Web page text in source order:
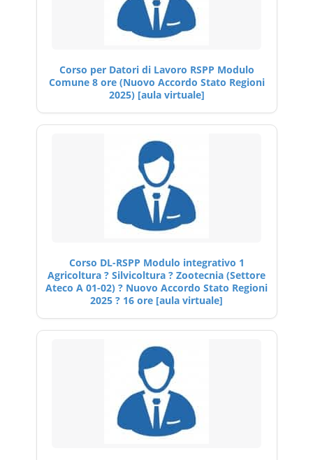
Corso per Datori di Lavoro RSPP Modulo
Comune 8 ore (Nuovo Accordo Stato Regioni
2025) [aula virtuale]
Corso DL-RSPP Modulo integrativo 1
Agricoltura ? Silvicoltura ? Zootecnia (Settore
Ateco A 01-02) ? Nuovo Accordo Stato Regioni
2025 ? 16 ore [aula virtuale]